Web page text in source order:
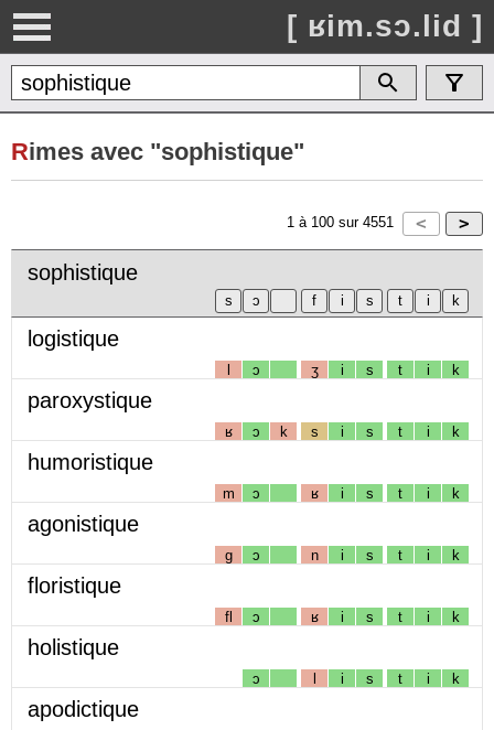
[ ʁim.sɔ.lid ]
Rimes avec "sophistique"
1 à 100 sur 4551
sophistique
logistique
l ɔ ʒ i s t i k
paroxystique
ʁ ɔ k s i s t i k
humoristique
m ɔ ʁ i s t i k
agonistique
g ɔ n i s t i k
floristique
fl ɔ ʁ i s t i k
holistique
ɔ l i s t i k
apodictique